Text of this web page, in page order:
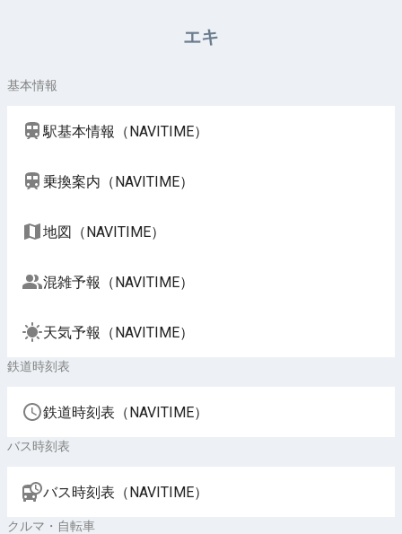
エキ
基本情報
駅基本情報（NAVITIME）
乗換案内（NAVITIME）
地図（NAVITIME）
混雑予報（NAVITIME）
天気予報（NAVITIME）
鉄道時刻表
鉄道時刻表（NAVITIME）
バス時刻表
バス時刻表（NAVITIME）
クルマ・自転車